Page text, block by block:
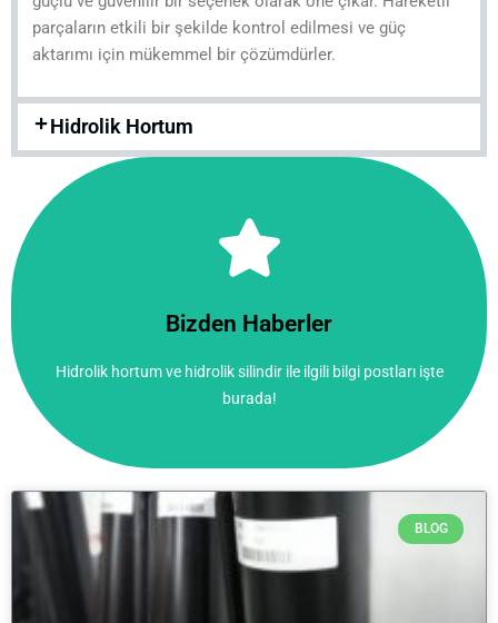
parçaların etkili bir şekilde kontrol edilmesi ve güç
aktarımı için mükemmel bir çözümdürler.
Hidrolik Hortum
Bizden Haberler
Hidrolik hortum ve hidrolik silindir ile ilgili bilgi postları işte
burada!
Bizden Haberler
burada!
Tıkla!
BLOG